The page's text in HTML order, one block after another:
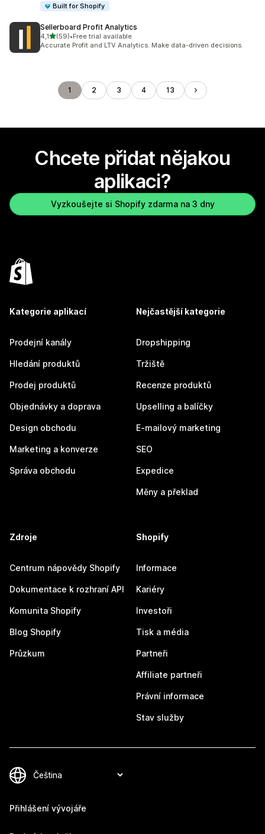
Built for Shopify
Sellerboard Profit Analytics
4,1z 5 hvězd
(59)
Celkový počet recenzí: 59
•Free trial available
Accurate Profit and LTV Analytics. Make data-driven decisions.
1 2 3 4 13
Chcete přidat nějakou
aplikaci?
Vyzkoušejte si Shopify zdarma na 3 dny
Kategorie aplikací
Prodejní kanály
Hledání produktů
Prodej produktů
Objednávky a doprava
Design obchodu
Marketing a konverze
Správa obchodu
Nejčastější kategorie
Dropshipping
Tržiště
Recenze produktů
Upselling a balíčky
E-mailový marketing
SEO
Expedice
Měny a překlad
Zdroje
Centrum nápovědy Shopify
Dokumentace k rozhraní API
Komunita Shopify
Blog Shopify
Průzkum
Shopify
Informace
Kariéry
Investoři
Tisk a média
Partneři
Affiliate partneři
Právní informace
Stav služby
Přihlášení vývojáře